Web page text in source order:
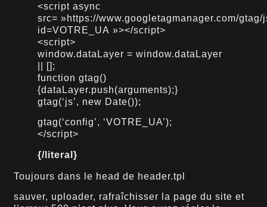
<script async
src= »https://www.googletagmanager.com/gtag/
id=VOTRE_UA »></script>
<script>
window.dataLayer = window.dataLayer
|| [];
function gtag()
{dataLayer.push(arguments);}
gtag(‘js’, new Date());
gtag(‘config’, ‘VOTRE_UA’);
</script>
{/literal}
Toujours dans le head de header.tpl
sauver, uploader, rafraîchisser la page du site et